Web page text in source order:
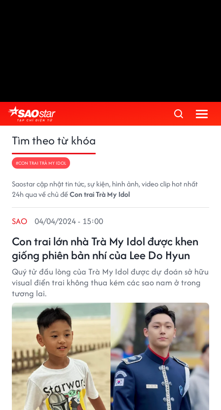
Tìm theo từ khóa
#CON TRAI TRÀ MY IDOL
Saostar cập nhật tin tức, sự kiện, hình ảnh, video clip hot nhất
24h qua về chủ đềCon trai Trà My Idol
Con trai lớn nhà Trà My Idol được khen
giống phiên bản nhí của Lee Do Hyun
SAO 04/04/2024 - 15:00
Quý tử đầu lòng của Trà My Idol được dự đoán sở hữu
visual điển trai không thua kém các sao nam ở trong
tương lai.